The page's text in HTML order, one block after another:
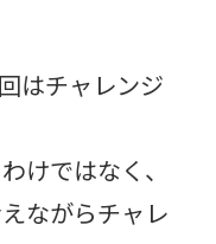
はチャレンジ
けではなく、
ながらチャレ